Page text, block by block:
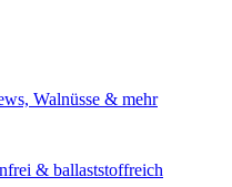
Walnüsse & mehr
& ballaststoffreich